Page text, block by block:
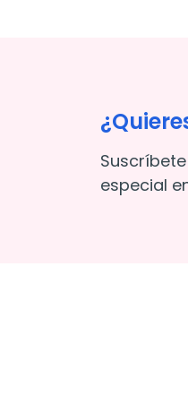
especial